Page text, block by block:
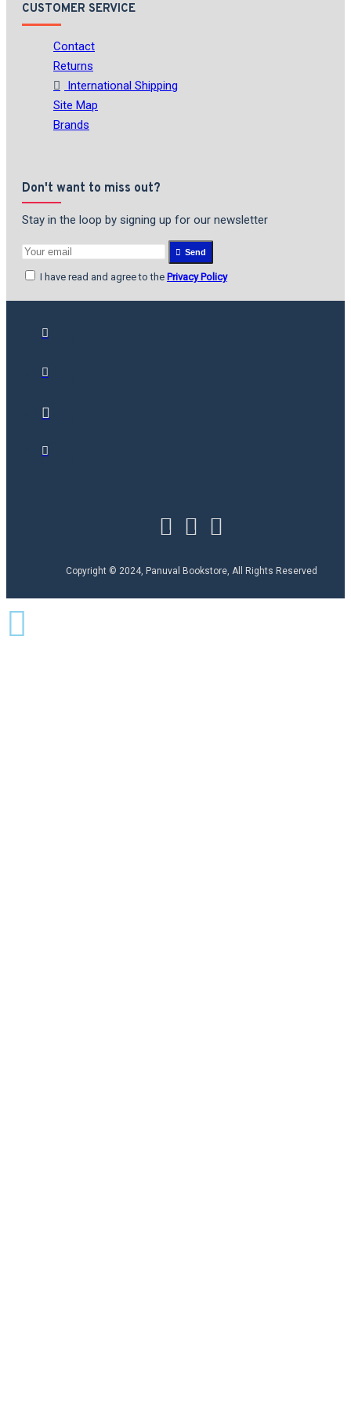
CUSTOMER SERVICE
Contact
Returns
International Shipping
Site Map
Brands
Don't want to miss out?
Stay in the loop by signing up for our newsletter
Send
I have read and agree to the Privacy Policy
Copyright © 2024, Panuval Bookstore, All Rights Reserved